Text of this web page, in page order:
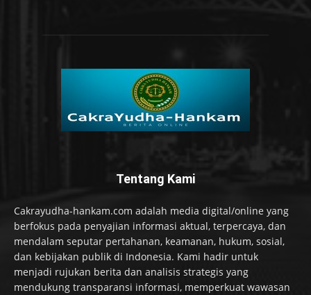
Tentang Kami
Cakrayudha-hankam.com adalah media digital/online yang
berfokus pada penyajian informasi aktual, terpercaya, dan
mendalam seputar pertahanan, keamanan, hukum, sosial,
dan kebijakan publik di Indonesia. Kami hadir untuk
menjadi rujukan berita dan analisis strategis yang
mendukung transparansi informasi, memperkuat wawasan